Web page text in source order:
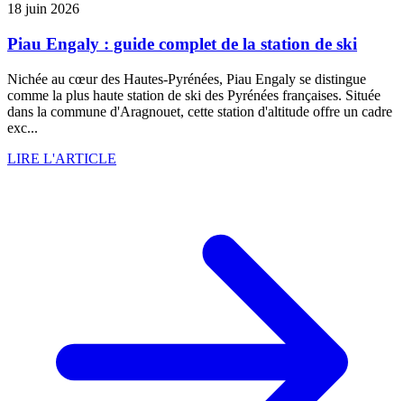
18 juin 2026
Piau Engaly : guide complet de la station de ski
Nichée au cœur des Hautes-Pyrénées, Piau Engaly se distingue
comme la plus haute station de ski des Pyrénées françaises. Située
dans la commune d'Aragnouet, cette station d'altitude offre un cadre
exc...
LIRE L'ARTICLE